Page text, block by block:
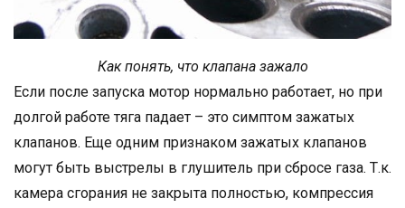
Как понять, что клапана зажало
Если после запуска мотор нормально работает, но при
долгой работе тяга падает – это симптом зажатых
клапанов. Еще одним признаком зажатых клапанов
могут быть выстрелы в глушитель при сбросе газа. Т.к.
камера сгорания не закрыта полностью, компрессия